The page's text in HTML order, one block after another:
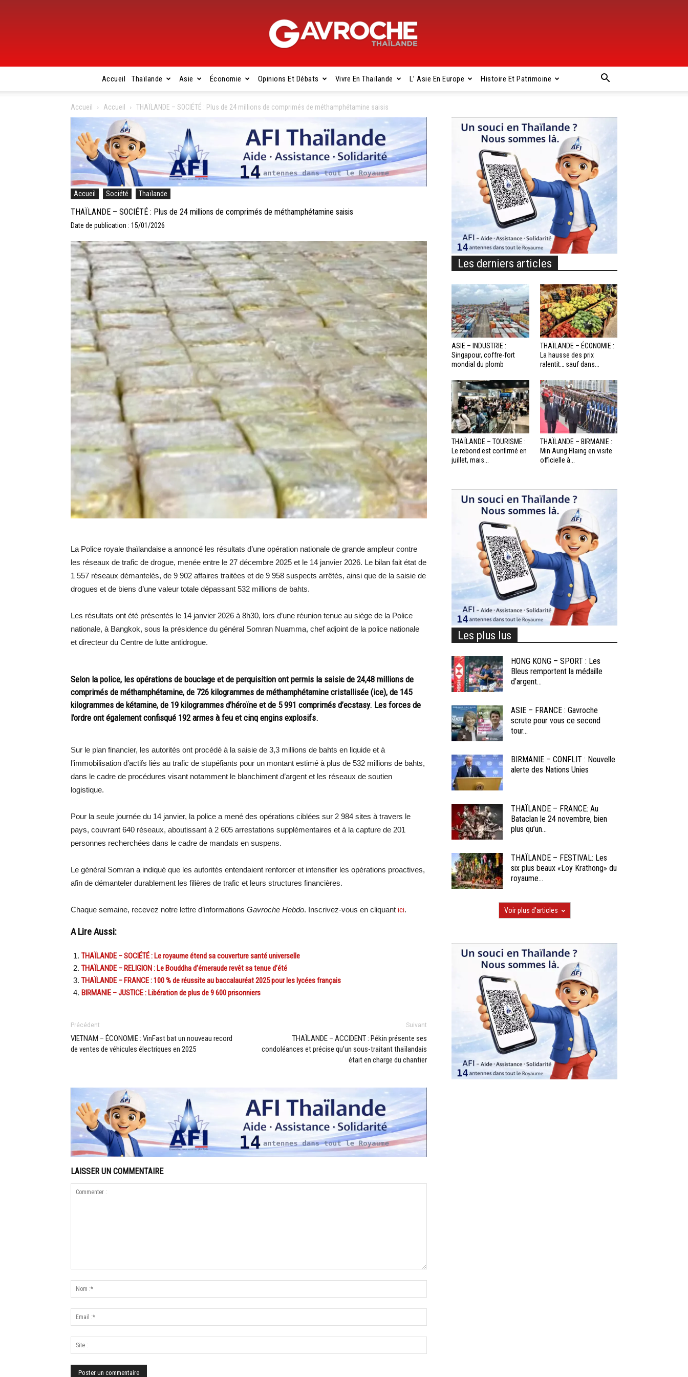
Gavroche
Thaïlande
Accueil Thaïlande Asie Économie Opinions Et Débats Vivre En Thaïlande L’ Asie En Europe Histoire Et Patrimoine
Accueil Accueil THAÏLANDE – SOCIÉTÉ : Plus de 24 millions de comprimés de méthamphétamine saisis
Accueil Société Thaïlande
THAÏLANDE – SOCIÉTÉ : Plus de 24 millions de comprimés de méthamphétamine saisis
Date de publication : 15/01/2026
La Police royale thaïlandaise a annoncé les résultats d’une opération nationale de grande ampleur contre
les réseaux de trafic de drogue, menée entre le 27 décembre 2025 et le 14 janvier 2026. Le bilan fait état de
1 557 réseaux démantelés, de 9 902 affaires traitées et de 9 958 suspects arrêtés, ainsi que de la saisie de
drogues et de biens d’une valeur totale dépassant 532 millions de bahts.
Les résultats ont été présentés le 14 janvier 2026 à 8h30, lors d’une réunion tenue au siège de la Police
nationale, à Bangkok, sous la présidence du général Somran Nuamma, chef adjoint de la police nationale
et directeur du Centre de lutte antidrogue.
Selon la police, les opérations de bouclage et de perquisition ont permis la saisie de 24,48 millions de
comprimés de méthamphétamine, de 726 kilogrammes de méthamphétamine cristallisée (ice), de 145
kilogrammes de kétamine, de 19 kilogrammes d’héroïne et de 5 991 comprimés d’ecstasy. Les forces de
l’ordre ont également confisqué 192 armes à feu et cinq engins explosifs.
Sur le plan financier, les autorités ont procédé à la saisie de 3,3 millions de bahts en liquide et à
l’immobilisation d’actifs liés au trafic de stupéfiants pour un montant estimé à plus de 532 millions de bahts,
dans le cadre de procédures visant notamment le blanchiment d’argent et les réseaux de soutien
logistique.
Pour la seule journée du 14 janvier, la police a mené des opérations ciblées sur 2 984 sites à travers le
pays, couvrant 640 réseaux, aboutissant à 2 605 arrestations supplémentaires et à la capture de 201
personnes recherchées dans le cadre de mandats en suspens.
Le général Somran a indiqué que les autorités entendaient renforcer et intensifier les opérations proactives,
afin de démanteler durablement les filières de trafic et leurs structures financières.
Chaque semaine, recevez notre lettre d’informations Gavroche Hebdo. Inscrivez-vous en cliquant ici.
A Lire Aussi:
THAÏLANDE – SOCIÉTÉ : Le royaume étend sa couverture santé universelle
THAÏLANDE – RELIGION : Le Bouddha d’émeraude revêt sa tenue d’été
THAÏLANDE – FRANCE : 100 % de réussite au baccalauréat 2025 pour les lycées français
BIRMANIE – JUSTICE : Libération de plus de 9 600 prisonniers
Précédent
VIETNAM – ÉCONOMIE : VinFast bat un nouveau record
de ventes de véhicules électriques en 2025
Suivant
THAÏLANDE – ACCIDENT : Pékin présente ses
condoléances et précise qu’un sous-traitant thaïlandais
était en charge du chantier
LAISSER UN COMMENTAIRE
Les derniers articles
ASIE – INDUSTRIE :
Singapour, coffre-fort
mondial du plomb
THAÏLANDE – ÉCONOMIE :
La hausse des prix
ralentit… sauf dans...
THAÏLANDE – TOURISME :
Le rebond est confirmé en
juillet, mais...
THAÏLANDE – BIRMANIE :
Min Aung Hlaing en visite
officielle à...
Les plus lus
HONG KONG – SPORT : Les
Bleus remportent la médaille
d’argent...
ASIE – FRANCE : Gavroche
scrute pour vous ce second
tour...
BIRMANIE – CONFLIT : Nouvelle
alerte des Nations Unies
THAÏLANDE – FRANCE: Au
Bataclan le 24 novembre, bien
plus qu’un...
THAÏLANDE – FESTIVAL: Les
six plus beaux «Loy Krathong» du
royaume...
Voir plus d'articles